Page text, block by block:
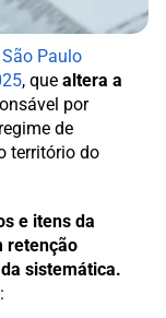
Paulo
, que altera a
por
de
território do
e itens da
retenção
sistemática.